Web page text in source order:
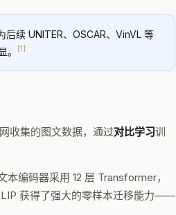
续 UNITER、OSCAR、VinVL 等
[1]
收集的图文数据，通过对比学习训
编码器采用 12 层 Transformer，
获得了强大的零样本迁移能力——